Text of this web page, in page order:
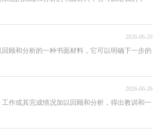
2026-06-26
顾和分析的一种书面材料，它可以明确下一步的
2026-06-26
作或其完成情况加以回顾和分析，得出教训和一